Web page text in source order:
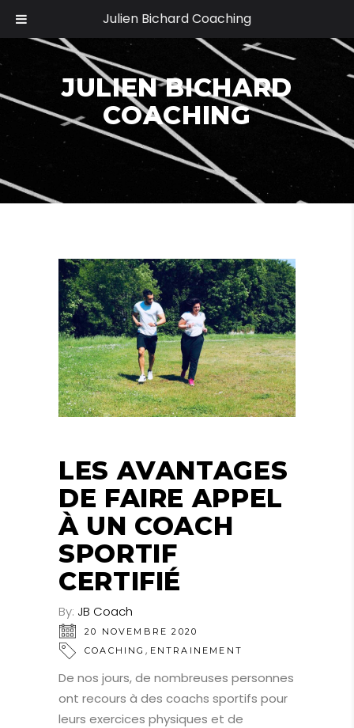
JULIEN BICHARD
COACHING
LES AVANTAGES
DE FAIRE APPEL
À UN COACH
SPORTIF
CERTIFIÉ
By: JB Coach
20 NOVEMBRE 2020
COACHING , ENTRAINEMENT
De nos jours, de nombreuses personnes
ont recours à des coachs sportifs pour
leurs exercices physiques et de
Julien Bichard Coaching